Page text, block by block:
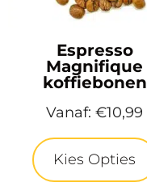
Espresso
Magnifique
koffiebonen
Vanaf: €10,99
Kies Opties